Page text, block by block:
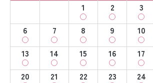
1 2 3
6
7 8 9 10
13
14 15 16 17
20
21 22 23 24